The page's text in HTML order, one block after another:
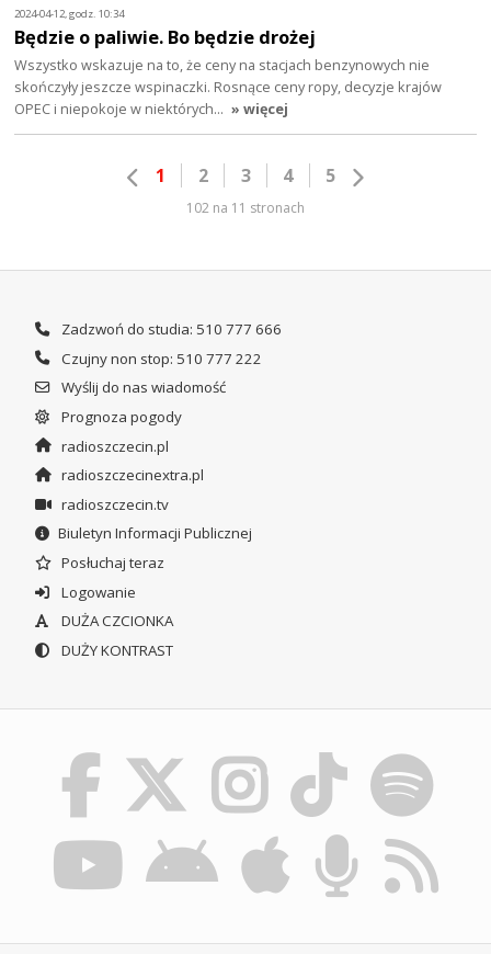
2024-04-12, godz. 10:34
Będzie o paliwie. Bo będzie drożej
Wszystko wskazuje na to, że ceny na stacjach benzynowych nie
skończyły jeszcze wspinaczki. Rosnące ceny ropy, decyzje krajów
OPEC i niepokoje w niektórych… » więcej
1 2 3 4 5
102 na 11 stronach
Zadzwoń do studia: 510 777 666
Czujny non stop: 510 777 222
Wyślij do nas wiadomość
Prognoza pogody
radioszczecin.pl
radioszczecinextra.pl
radioszczecin.tv
Biuletyn Informacji Publicznej
Posłuchaj teraz
Logowanie
DUŻA CZCIONKA
DUŻY KONTRAST